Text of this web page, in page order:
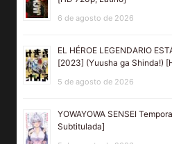
6 de agosto de 2026
EL HÉROE LEGENDARIO
[2023] (Yuusha ga Shinda!)
5 de agosto de 2026
YOWAYOWA SENSEI
Subtitulada]